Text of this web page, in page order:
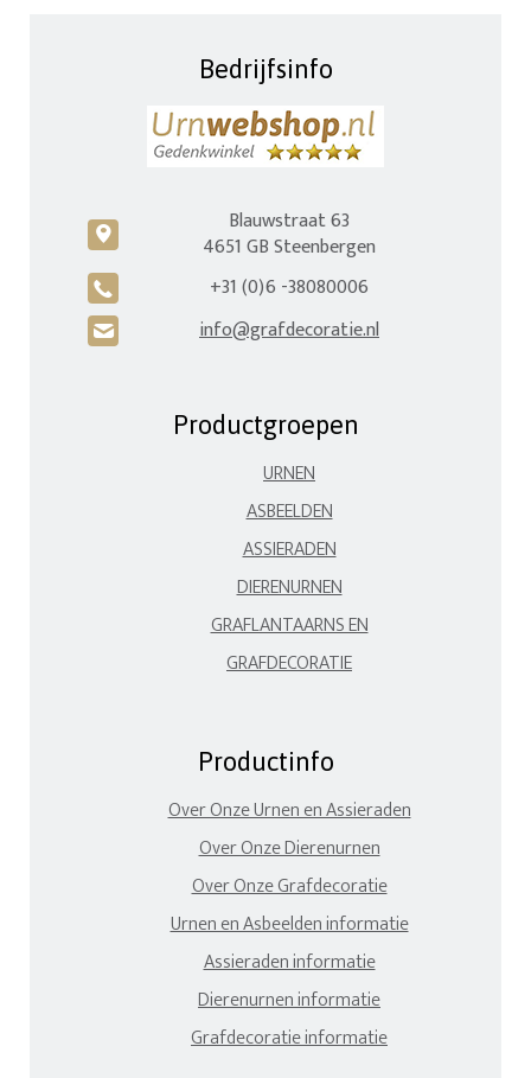
Bedrijfsinfo
c
Blauwstraat 63
4651 GB Steenbergen
A +31 (0)6 -38080006
H info@grafdecoratie.nl
Productgroepen
URNEN
ASBEELDEN
ASSIERADEN
DIERENURNEN
GRAFLANTAARNS EN
GRAFDECORATIE
Productinfo
Over Onze Urnen en Assieraden
Over Onze Dierenurnen
Over Onze Grafdecoratie
Urnen en Asbeelden informatie
Assieraden informatie
Dierenurnen informatie
Grafdecoratie informatie